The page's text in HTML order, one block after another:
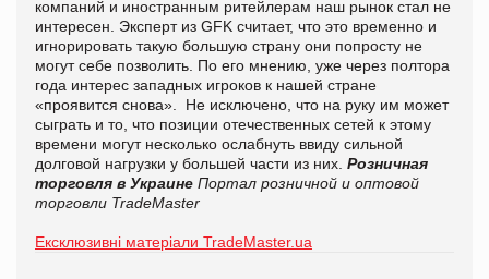
компаний и иностранным ритейлерам наш рынок стал не
интересен. Эксперт из GFK считает, что это временно и
игнорировать такую большую страну они попросту не
могут себе позволить. По его мнению, уже через полтора
года интерес западных игроков к нашей стране
«проявится снова». Не исключено, что на руку им может
сыграть и то, что позиции отечественных сетей к этому
времени могут несколько ослабнуть ввиду сильной
долговой нагрузки у большей части из них. Розничная
торговля в Украине Портал розничной и оптовой
торговли TradeMaster
Ексклюзивні матеріали TradeMaster.ua